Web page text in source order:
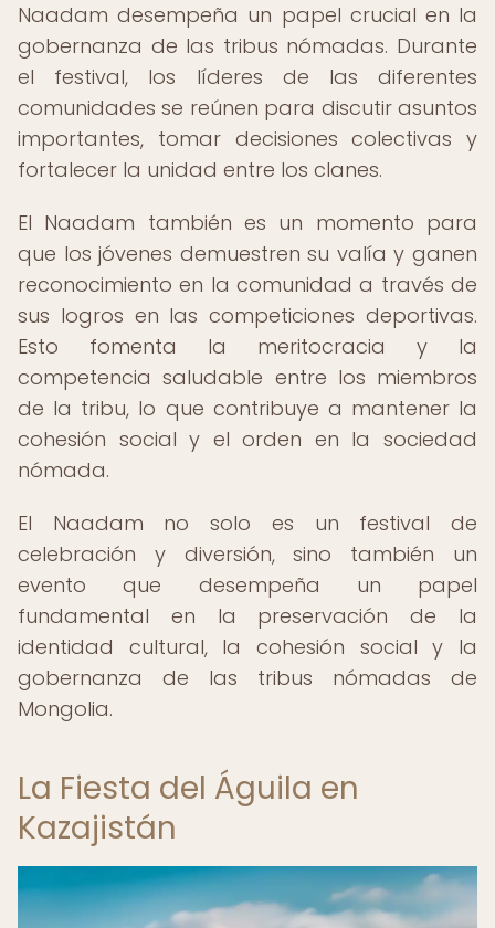
Naadam desempeña un papel crucial en la
gobernanza de las tribus nómadas. Durante
el festival, los líderes de las diferentes
comunidades se reúnen para discutir asuntos
importantes, tomar decisiones colectivas y
fortalecer la unidad entre los clanes.
El Naadam también es un momento para
que los jóvenes demuestren su valía y ganen
reconocimiento en la comunidad a través de
sus logros en las competiciones deportivas.
Esto fomenta la meritocracia y la
competencia saludable entre los miembros
de la tribu, lo que contribuye a mantener la
cohesión social y el orden en la sociedad
nómada.
El Naadam no solo es un festival de
celebración y diversión, sino también un
evento que desempeña un papel
fundamental en la preservación de la
identidad cultural, la cohesión social y la
gobernanza de las tribus nómadas de
Mongolia.
La Fiesta del Águila en
Kazajistán